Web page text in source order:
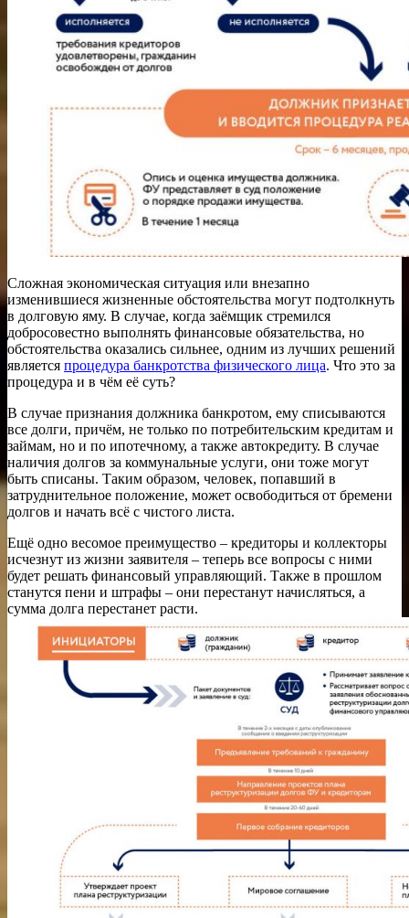
Сложная экономическая ситуация или внезапно
изменившиеся жизненные обстоятельства могут подтолкнуть
в долговую яму. В случае, когда заёмщик стремился
добросовестно выполнять финансовые обязательства, но
обстоятельства оказались сильнее, одним из лучших решений
является процедура банкротства физического лица. Что это за
процедура и в чём её суть?
В случае признания должника банкротом, ему списываются
все долги, причём, не только по потребительским кредитам и
займам, но и по ипотечному, а также автокредиту. В случае
наличия долгов за коммунальные услуги, они тоже могут
быть списаны. Таким образом, человек, попавший в
затруднительное положение, может освободиться от бремени
долгов и начать всё с чистого листа.
Ещё одно весомое преимущество – кредиторы и коллекторы
исчезнут из жизни заявителя – теперь все вопросы с ними
будет решать финансовый управляющий. Также в прошлом
станутся пени и штрафы – они перестанут начисляться, а
сумма долга перестанет расти.